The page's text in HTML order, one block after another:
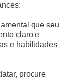
que seu
claro e
e habilidades
procure